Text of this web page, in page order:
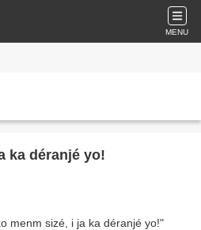
MENU
ka déranjé yo!